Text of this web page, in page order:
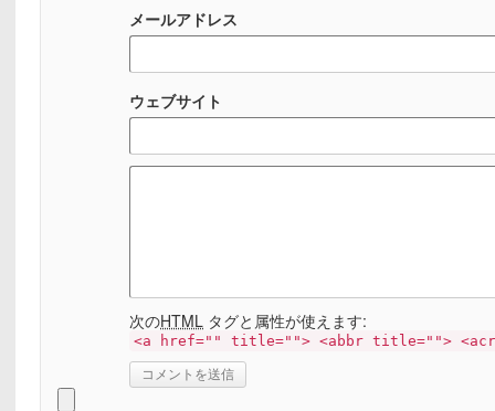
メールアドレス
ウェブサイト
次のHTML タグと属性が使えます:
<a href="" title=""> <abbr title="">